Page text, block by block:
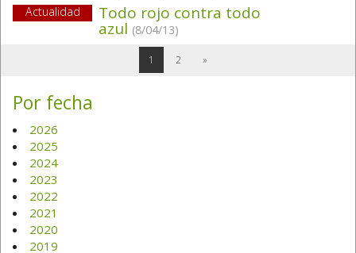
Actualidad
Todo rojo contra todo
azul (8/04/13)
1 2 »
Por fecha
2026
2025
2024
2023
2022
2021
2020
2019